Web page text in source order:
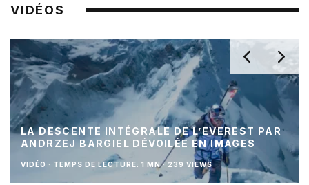
VIDÉOS
LA DESCENTE INTÉGRALE DE L’EVEREST PAR
ANDRZEJ BARGIEL DÉVOILÉE EN IMAGES
VIDÉO · TEMPS DE LECTURE: 1 MN · 239 VIEWS